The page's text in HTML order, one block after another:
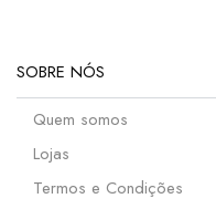
SOBRE NÓS
Quem somos
Lojas
Termos e Condições